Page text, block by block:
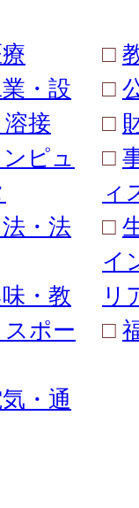
・設
接
ンピュ
・法
・教
ポー
・通
□
□
□
□
ィ
□
イ
リ
□